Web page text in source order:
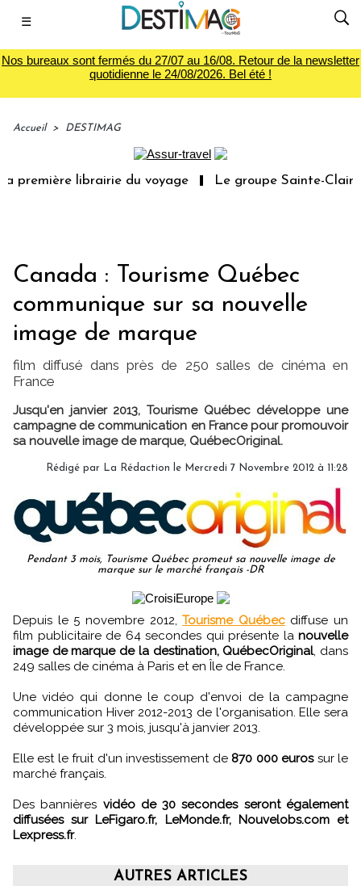
☰
Nos bureaux sont fermés du 27/07 au 16/08. Retour de la newsletter
quotidienne le 24/08/2026. Bel été !
Accueil > DESTIMAG
première librairie du voyage Le groupe Sainte-Claire
Canada : Tourisme Québec
communique sur sa nouvelle
image de marque
film diffusé dans près de 250 salles de cinéma en
France
Jusqu'en janvier 2013, Tourisme Québec développe une
campagne de communication en France pour promouvoir
sa nouvelle image de marque, QuébecOriginal.
Rédigé par La Rédaction le Mercredi 7 Novembre 2012 à 11:28
Pendant 3 mois, Tourisme Québec promeut sa nouvelle image de
marque sur le marché français -DR
Depuis le 5 novembre 2012,Tourisme Québecdiffuse un
film publicitaire de 64 secondes qui présente la nouvelle
image de marque de la destination, QuébecOriginal, dans
249 salles de cinéma à Paris et en Île de France.
Une vidéo qui donne le coup d'envoi de la campagne
communication Hiver 2012-2013 de l'organisation. Elle sera
développée sur 3 mois, jusqu'à janvier 2013.
Elle est le fruit d'un investissement de 870 000 eurossur le
marché français.
Des bannières vidéo de 30 secondes seront également
diffusées sur LeFigaro.fr, LeMonde.fr, Nouvelobs.com et
Lexpress.fr.
AUTRES ARTICLES